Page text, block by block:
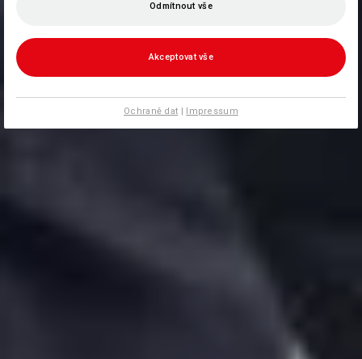
Odmítnout vše
Akceptovat vše
Ochraně dat | Impressum